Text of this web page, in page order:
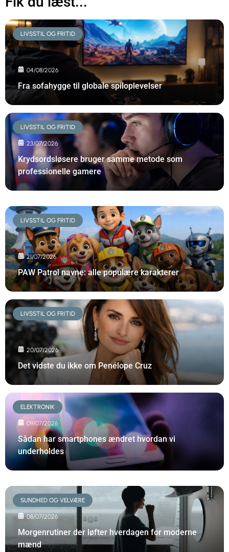
LIVSSTIL OG FRITID
04/08/2026
Fra sofahygge til globale spiloplevelser
LIVSSTIL OG FRITID
23/07/2026
Krydsordsløsere bruger samme metode som
professionelle gamere
LIVSSTIL OG FRITID
21/07/2026
PAW Patrol navne: alle populære karakterer
LIVSSTIL OG FRITID
20/07/2026
Det vidste du ikke om Penélope Cruz
ELEKTRONIK
09/07/2026
Sådan har smartphones ændret hvordan vi
underholdes
SUNDHED OG VELVÆRE
08/07/2026
Morgenrutiner der løfter hverdagen for moderne
mænd